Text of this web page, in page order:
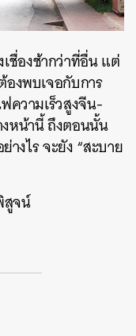
ชื่องช้ากว่าที่อื่น แต่
งพบเจอกับการ
ความเร็วสูงจีน-
หน้านี้ ถึงตอนนั้น
างไร จะยัง “สะบาย
สูจน์